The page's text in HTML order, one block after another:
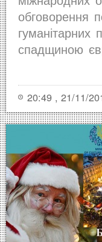
обговорення
спадщиною
20:49 , 21/11/